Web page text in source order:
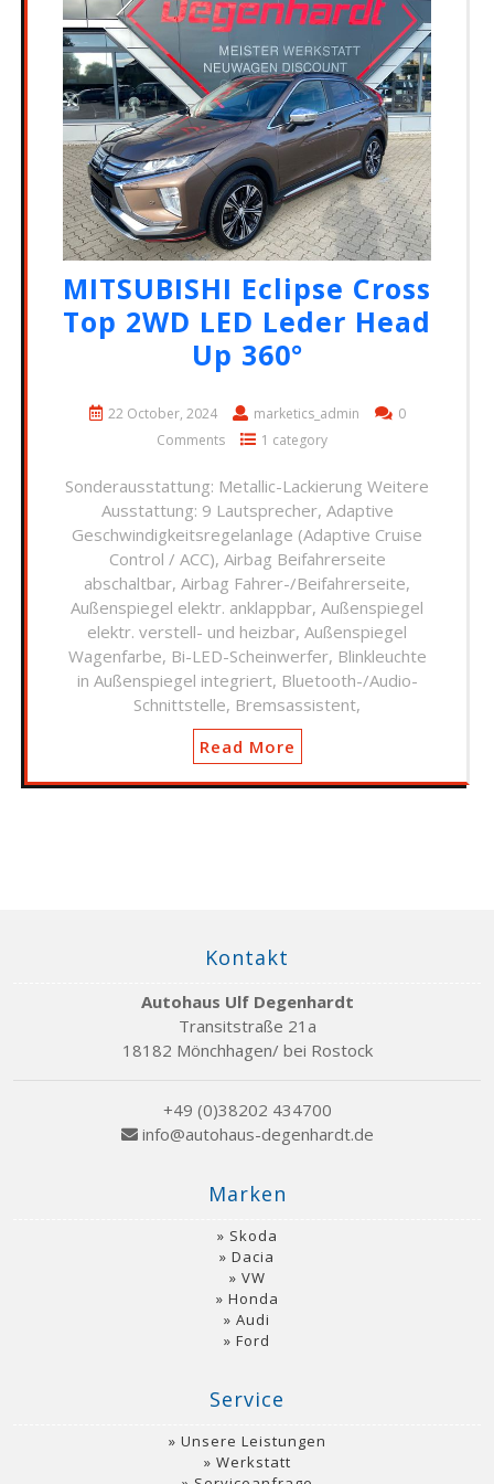
MITSUBISHI Eclipse Cross
Top 2WD LED Leder Head
Up 360°
22 October, 2024 marketics_admin
0
Comments
1 category
Sonderausstattung: Metallic-Lackierung Weitere
Ausstattung: 9 Lautsprecher, Adaptive
Geschwindigkeitsregelanlage (Adaptive Cruise
Control / ACC), Airbag Beifahrerseite
abschaltbar, Airbag Fahrer-/Beifahrerseite,
Außenspiegel elektr. anklappbar, Außenspiegel
elektr. verstell- und heizbar, Außenspiegel
Wagenfarbe, Bi-LED-Scheinwerfer, Blinkleuchte
in Außenspiegel integriert, Bluetooth-/Audio-
Schnittstelle, Bremsassistent,
Read More
Kontakt
Autohaus Ulf Degenhardt
Transitstraße 21a
18182 Mönchhagen/ bei Rostock
+49 (0)38202 434700
info@autohaus-degenhardt.de
Marken
Skoda
Dacia
VW
Honda
Audi
Ford
Service
Unsere Leistungen
Werkstatt